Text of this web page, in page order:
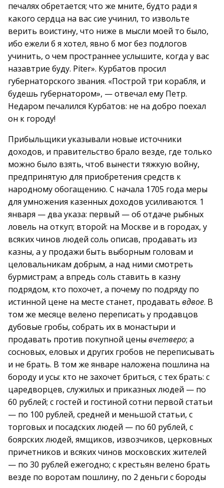
печалях обретается; что же мните, будто ради я
какого сердца на вас сие учинил, то извольте
верить воистину, что ниже в мысли моей то было,
ибо ежели б я хотел, явно б мог без подлогов
учинить, о чем пространнее услышите, когда у вас
назавтрие буду. Piter». Курбатов просил
губернаторского звания. «Построй три корабля, и
будешь губернатором», — отвечал ему Петр.
Недаром печалился Курбатов: не на добро поехал
он к городу!
Прибыльщики указывали новые источники
доходов, и правительство брало везде, где только
можно было взять, чтоб вынести тяжкую войну,
предпринятую для приобретения средств к
народному обогащению. С начала 1705 года меры
для умножения казенных доходов усиливаются. 1
января — два указа: первый — об отдаче рыбных
ловель на откуп; второй: на Москве и в городах, у
всяких чинов людей соль описав, продавать из
казны, а у продажи быть выборным головам и
целовальникам добрым, а над ними смотреть
бурмистрам; а впредь соль ставить в казну
подрядом, кто похочет, а почему по подряду по
истинной цене на месте станет, продавать вдвое. В
том же месяце велено переписать у продавцов
дубовые гробы, собрать их в монастыри и
продавать против покупной цены вчетверо; а
сосновых, еловых и других гробов не переписывать
и не брать. В том же январе наложена пошлина на
бороду и усы: кто не захочет бриться, с тех брать: с
царедворцев, служилых и приказных людей — по
60 рублей; с гостей и гостиной сотни первой статьи
— по 100 рублей, средней и меньшой статьи, с
торговых и посадских людей — по 60 рублей, с
боярских людей, ямщиков, извозчиков, церковных
причетников и всяких чинов московских жителей
— по 30 рублей ежегодно; с крестьян велено брать
везде по воротам пошлину, по 2 деньги с бороды